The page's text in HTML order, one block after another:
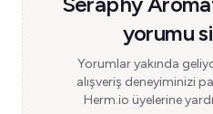
yorumu
Yorumlar yakında
alışveriş deneyiminizi
Herm.io üyelerine